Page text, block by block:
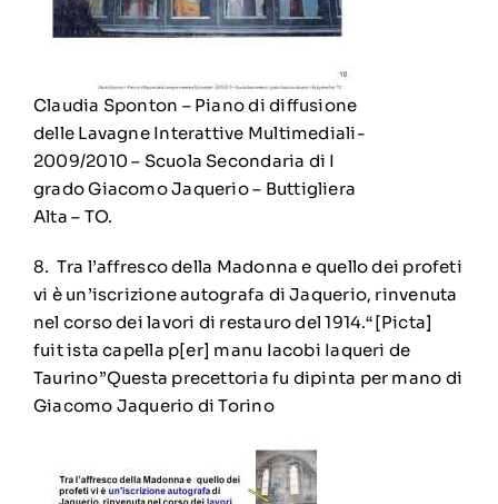
Claudia Sponton – Piano di diffusione
delle Lavagne Interattive Multimediali-
2009/2010 – Scuola Secondaria di I
grado Giacomo Jaquerio – Buttigliera
Alta – TO.
8. Tra l’affresco della Madonna e quello dei profeti
vi è un’iscrizione autografa di Jaquerio, rinvenuta
nel corso dei lavori di restauro del 1914.“[Picta]
fuit ista capella p[er] manu Iacobi Iaqueri de
Taurino”Questa precettoria fu dipinta per mano di
Giacomo Jaquerio di Torino